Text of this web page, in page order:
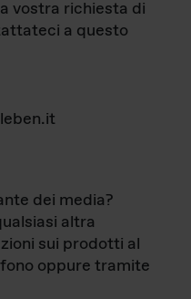
vostra richiesta di
a questo
dei media?
altra
sui prodotti al
oppure tramite